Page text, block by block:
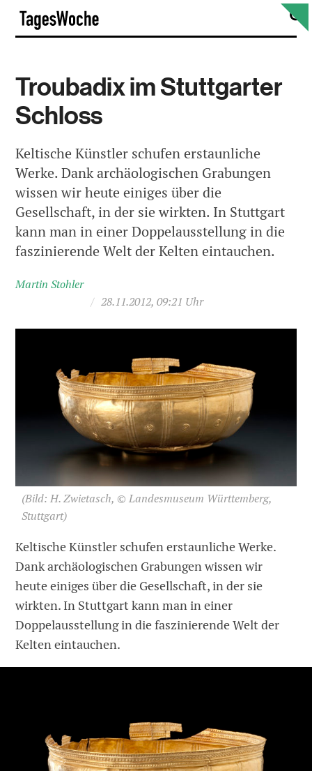
Skip
content
Troubadix im Stuttgarter
Schloss
Keltische Künstler schufen erstaunliche
Werke. Dank archäologischen Grabungen
wissen wir heute einiges über die
Gesellschaft, in der sie wirkten. In Stuttgart
kann man in einer Doppelausstellung in die
faszinierende Welt der Kelten eintauchen.
Martin Stohler
/ 28.11.2012, 09:21 Uhr
(Bild: H. Zwietasch, © Landesmuseum Württemberg,
Stuttgart)
Keltische Künstler schufen erstaunliche Werke.
Dank archäologischen Grabungen wissen wir
heute einiges über die Gesellschaft, in der sie
wirkten. In Stuttgart kann man in einer
Doppelausstellung in die faszinierende Welt der
Kelten eintauchen.